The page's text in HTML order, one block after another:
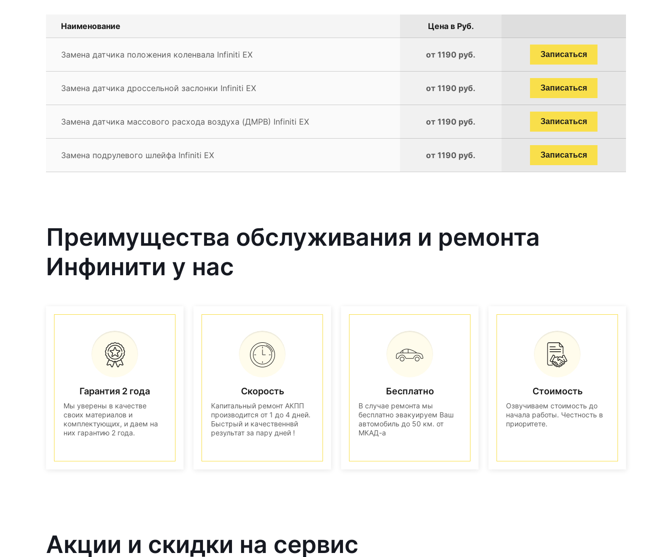
Наименование Цена в Руб.
Замена датчика положения коленвала Infiniti EX от 1190 руб. Записаться
Замена датчика дроссельной заслонки Infiniti EX от 1190 руб. Записаться
Замена датчика массового расхода воздуха (ДМРВ) Infiniti EX от 1190 руб. Записаться
Замена подрулевого шлейфа Infiniti EX от 1190 руб. Записаться
Преимущества обслуживания и ремонта
Инфинити у нас
Гарантия 2 года
Мы уверены в качестве
своих материалов и
комплектующих, и даем на
них гарантию 2 года.
Скорость
Капитальный ремонт АКПП
производится от 1 до 4 дней.
Быстрый и качественнвй
результат за пару дней !
Бесплатно
В случае ремонта мы
бесплатно эвакуируем Ваш
автомобиль до 50 км. от
МКАД-а
Стоимость
Озвучиваем стоимость до
начала работы. Честность в
приоритете.
Акции и скидки на сервис